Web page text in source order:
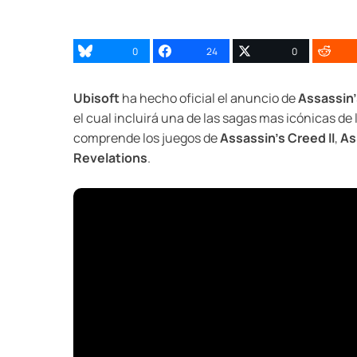
0 24 0
Ubisoftha hecho oficial el anuncio de
el cual incluirá una de las sagas mas icónicas
comprende los juegos deAssassin’s Creed II,
Revelations.